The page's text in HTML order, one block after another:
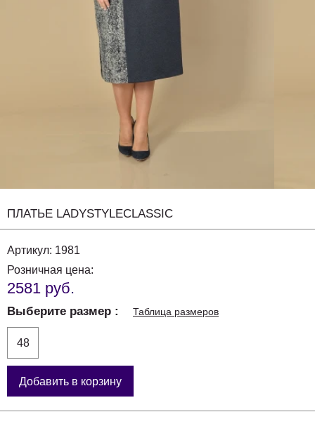
ПЛАТЬЕ LADYSTYLECLASSIC
Артикул: 1981
Розничная цена:
2581 руб.
Выберите размер Таблица размеров
48
Добавить в корзину